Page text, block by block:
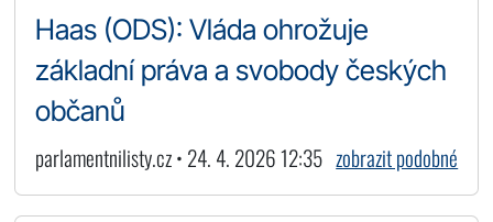
Haas (ODS): Vláda ohrožuje
základní práva a svobody českých
občanů
parlamentnilisty.cz • 24. 4. 2026 12:35 zobrazit podobné